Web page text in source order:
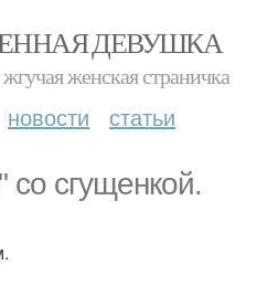
ДЕВУШКА
женская страничка
новости статьи
со сгущенкой.